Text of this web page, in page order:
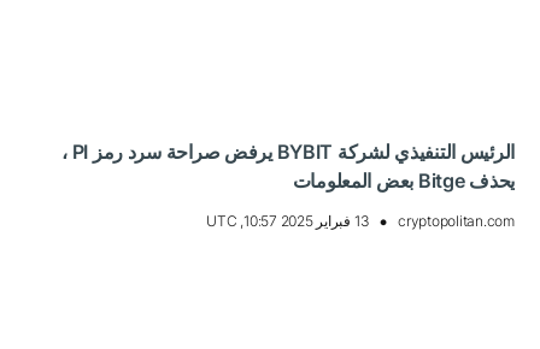
الرئيس التنفيذي لشركة BYBIT يرفض صراحة سرد رمز PI ،
يحذف Bitge بعض المعلومات
cryptopolitan.com 13 فبراير 2025 10:57, UTC